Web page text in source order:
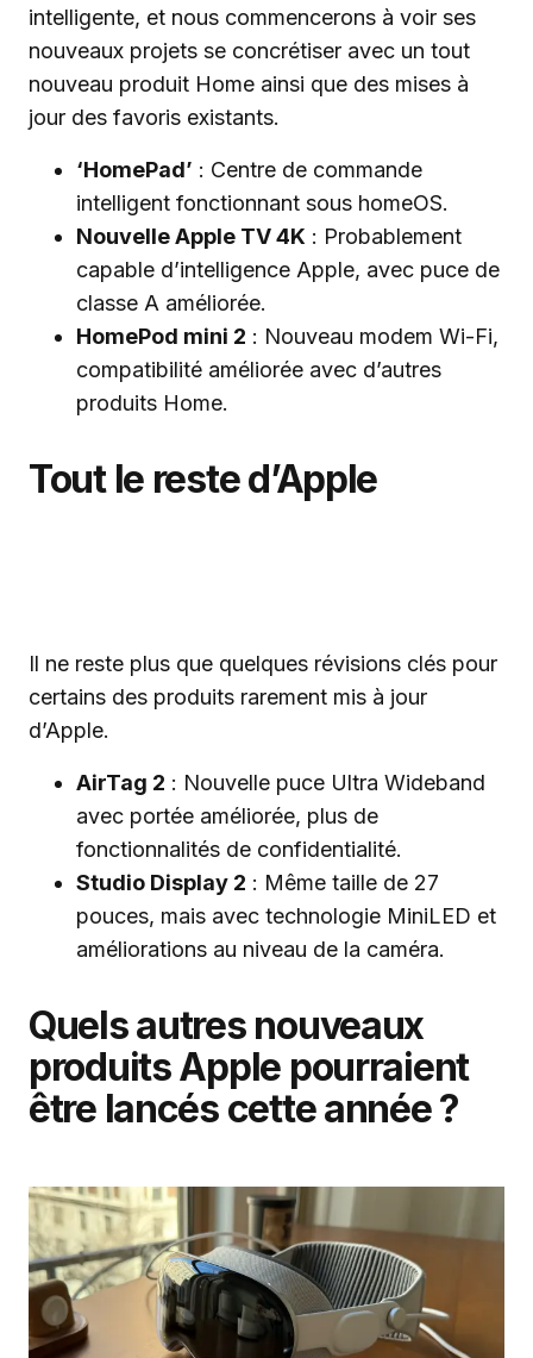
intelligente, et nous commencerons à voir ses
nouveaux projets se concrétiser avec un tout
nouveau produit Home ainsi que des mises à
jour des favoris existants.
‘HomePad’ : Centre de commande
intelligent fonctionnant sous homeOS.
Nouvelle Apple TV 4K : Probablement
capable d’intelligence Apple, avec puce de
classe A améliorée.
HomePod mini 2 : Nouveau modem Wi-Fi,
compatibilité améliorée avec d’autres
produits Home.
Tout le reste d’Apple
Il ne reste plus que quelques révisions clés pour
certains des produits rarement mis à jour
d’Apple.
AirTag 2 : Nouvelle puce Ultra Wideband
avec portée améliorée, plus de
fonctionnalités de confidentialité.
Studio Display 2 : Même taille de 27
pouces, mais avec technologie MiniLED et
améliorations au niveau de la caméra.
Quels autres nouveaux
produits Apple pourraient
être lancés cette année ?